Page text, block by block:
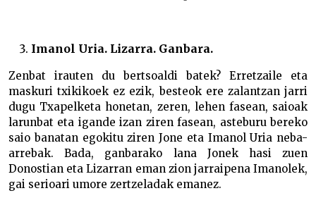
Imanol Uria. Lizarra. Ganbara.
Zenbat irauten du bertsoaldi batek? Erretzaile eta
maskuri txikikoek ez ezik, besteok ere zalantzan jarri
dugu Txapelketa honetan, zeren, lehen fasean, saioak
larunbat eta igande izan ziren fasean, asteburu bereko
saio banatan egokitu ziren Jone eta Imanol Uria neba-
arrebak. Bada, ganbarako lana Jonek hasi zuen
Donostian eta Lizarran eman zion jarraipena Imanolek,
gai serioari umore zertzeladak emanez.